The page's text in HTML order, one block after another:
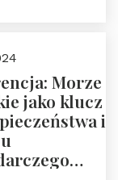
Morze
jako klucz
i